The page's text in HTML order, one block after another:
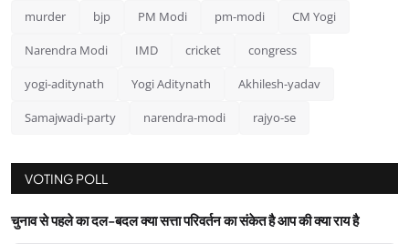
murder bjp PM Modi pm-modi CM Yogi
Narendra Modi IMD cricket congress
yogi-aditynath Yogi Aditynath Akhilesh-yadav
Samajwadi-party narendra-modi rajyo-se
VOTING POLL
चुनाव से पहले का दल-बदल क्या सत्ता परिवर्तन का संकेत है आप की क्या राय है